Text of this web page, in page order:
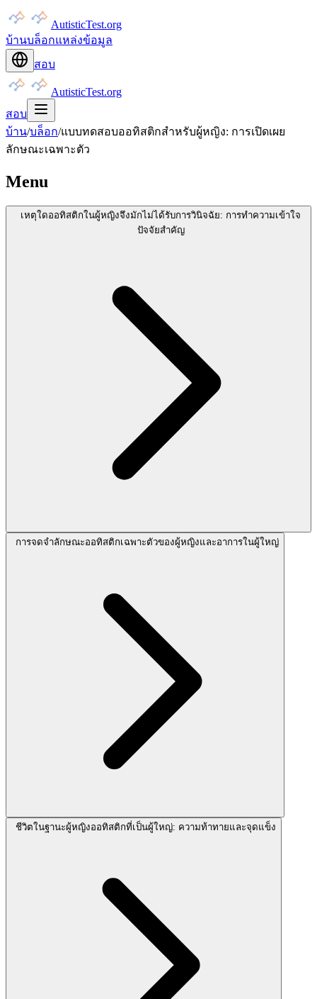
AutisticTest.org
บ้านบล็อกแหล่งข้อมูล
สอบ
AutisticTest.org
สอบ
บ้าน/บล็อก/แบบทดสอบออทิสติกสำหรับผู้หญิง: การเปิดเผย
ลักษณะเฉพาะตัว
Menu
เหตุใดออทิสติกในผู้หญิงจึงมักไม่ได้รับการวินิจฉัย: การทำความเข้าใจ
ปัจจัยสำคัญ
การจดจำลักษณะออทิสติกเฉพาะตัวของผู้หญิงและอาการในผู้ใหญ่
ชีวิตในฐานะผู้หญิงออทิสติกที่เป็นผู้ใหญ่: ความท้าทายและจุดแข็ง